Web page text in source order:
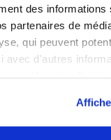
des
partenaires de
qui peuvent
avec d'autres